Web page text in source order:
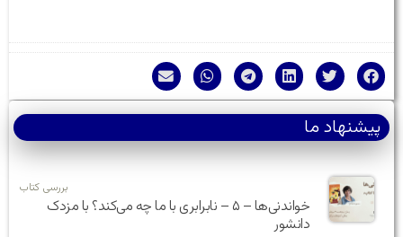
پیشنهاد ما
بررسی کتاب
خواندنی‌ها – ۵ – نابرابری با ما چه می‌کند؟ با مزدک
دانشور